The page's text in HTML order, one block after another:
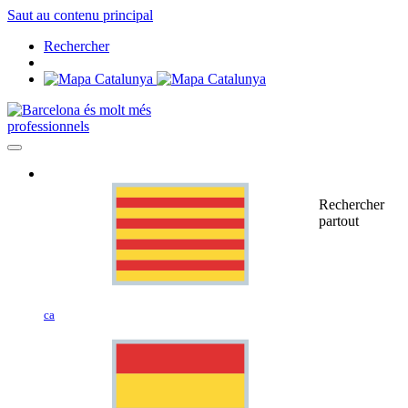
Saut au contenu principal
Rechercher
professionnels
ca
Rechercher
partout